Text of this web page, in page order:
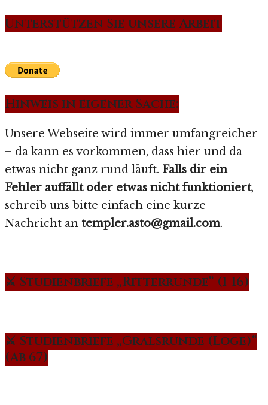
Unterstützen Sie unsere Arbeit
Hinweis in eigener Sache:
Unsere Webseite wird immer umfangreicher
– da kann es vorkommen, dass hier und da
etwas nicht ganz rund läuft. Falls dir ein
Fehler auffällt oder etwas nicht funktioniert,
schreib uns bitte einfach eine kurze
Nachricht an templer.asto@gmail.com.
⚔️ Studienbriefe „Ritterrunde“ (1-16)
⚔️ Studienbriefe „Gralsrunde (Loge)“
(Ab 67)